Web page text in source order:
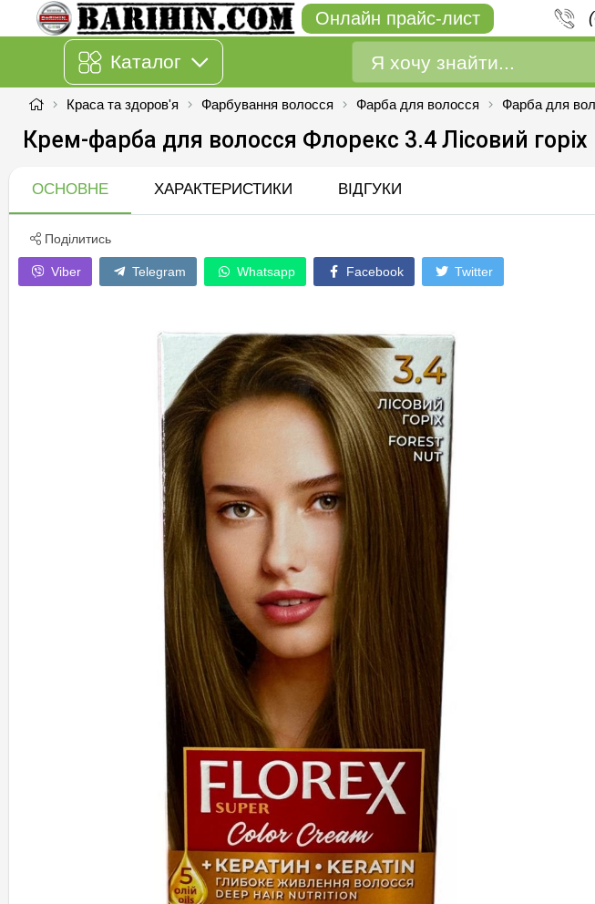
Онлайн прайс-лист
Каталог
Краса та здоров'я Фарбування волосся Фарба для волосся Фарба для
Крем-фарба для волосся Флорекс 3.4 Лісовий горіх
ОСНОВНЕ ХАРАКТЕРИСТИКИ ВІДГУКИ
Поділитись
Viber Telegram Whatsapp Facebook Twitter